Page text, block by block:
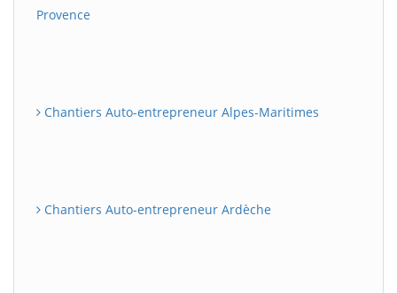
Provence
Chantiers Auto-entrepreneur Alpes-Maritimes
Chantiers Auto-entrepreneur Ardèche